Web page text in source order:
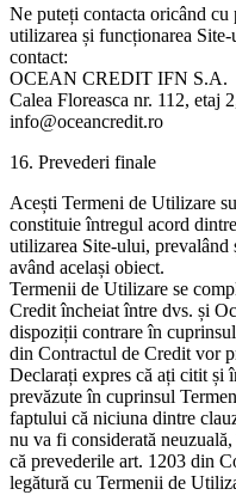
Ne puteți contacta oricând
utilizarea și funcționarea
contact:
OCEAN CREDIT IFN S.A.
Calea Floreasca nr. 112, etaj
info@oceancredit.ro
16. Prevederi finale
Acești Termeni de Utilizare
constituie întregul acord
utilizarea Site-ului,
având același obiect.
Termenii de Utilizare se
Credit încheiat între dvs. și
dispoziții contrare în
din Contractul de Credit vor
Declarați expres că ați citit și
prevăzute în cuprinsul
faptului că niciuna dintre
nu va fi considerată
că prevederile art. 1203 din
legătură cu Termenii de